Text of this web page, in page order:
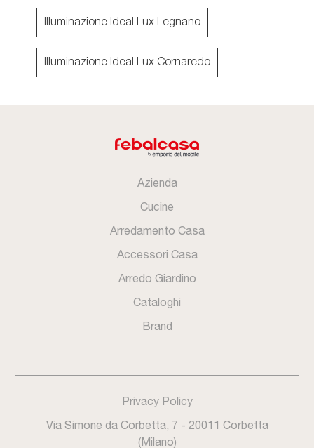
Illuminazione Ideal Lux Legnano
Illuminazione Ideal Lux Cornaredo
Azienda
Cucine
Arredamento Casa
Accessori Casa
Arredo Giardino
Cataloghi
Brand
Privacy Policy
Via Simone da Corbetta, 7 - 20011 Corbetta
(Milano)